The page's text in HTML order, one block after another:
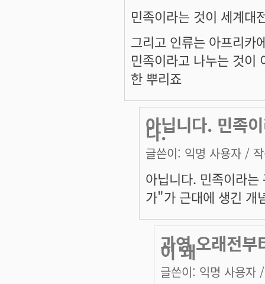
민족이라는 것이 세계대
그리고 인류는 아프리카
민족이라고 나누는 것이
한 뿌리죠
아닙니다. 민족
다.
글쓴이: 익명 사용자 /
아닙니다. 민족이라
가"가 근대에 생긴 개
과연 오래전부
이 왜
글쓴이: 익명 사용자